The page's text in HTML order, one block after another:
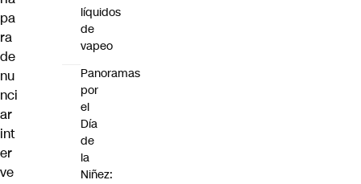
pa
ra
de
nu
nci
ar
int
er
ve
líquidos
de
vapeo
Panoramas
por
el
Día
de
la
Niñez: